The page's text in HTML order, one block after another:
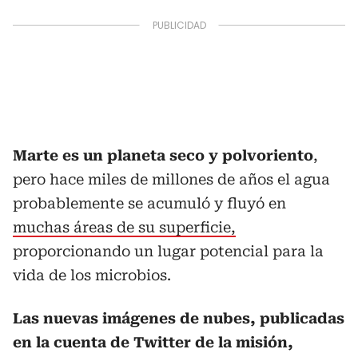
Marte es un planeta seco y polvoriento,
pero hace miles de millones de años el agua
probablemente se acumuló y fluyó en
muchas áreas de su superficie,
proporcionando un lugar potencial para la
vida de los microbios.
Las nuevas imágenes de nubes, publicadas
en la cuenta de Twitter de la misión,